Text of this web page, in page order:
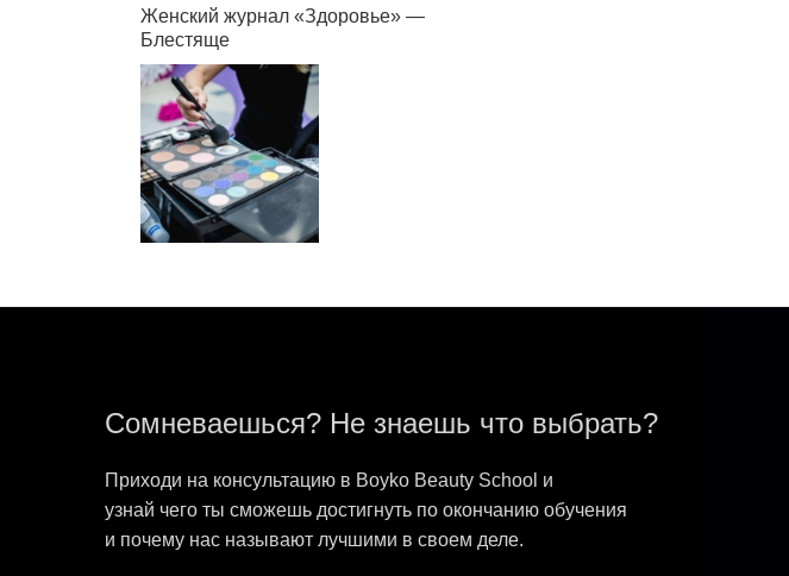
Женский журнал «Здоровье» —
Блестяще
Сомневаешься? Не знаешь что выбрать?
Приходи на консультацию в Boyko Beauty School и
узнай чего ты сможешь достигнуть по окончанию обучения
и почему нас называют лучшими в своем деле.